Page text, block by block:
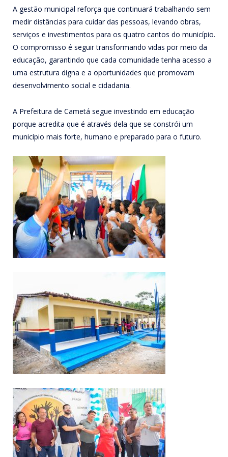
A gestão municipal reforça que continuará trabalhando sem
medir distâncias para cuidar das pessoas, levando obras,
serviços e investimentos para os quatro cantos do município.
O compromisso é seguir transformando vidas por meio da
educação, garantindo que cada comunidade tenha acesso a
uma estrutura digna e a oportunidades que promovam
desenvolvimento social e cidadania.
A Prefeitura de Cametá segue investindo em educação
porque acredita que é através dela que se constrói um
município mais forte, humano e preparado para o futuro.